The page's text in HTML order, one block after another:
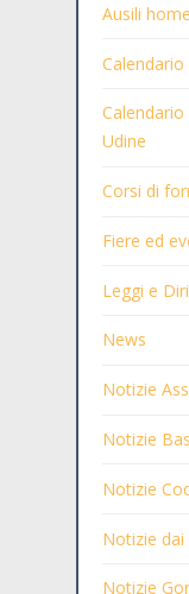
Ausili
Udine
Corsi di
Fiere ed
Leggi e
News
Notizie
Notizie
Notizie
Notizie dai
Notizie